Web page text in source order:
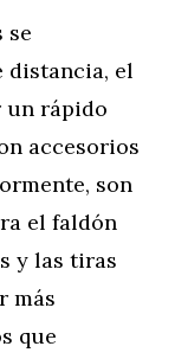
se
distancia, el
un rápido
accesorios
son
el faldón
y las tiras
más
que